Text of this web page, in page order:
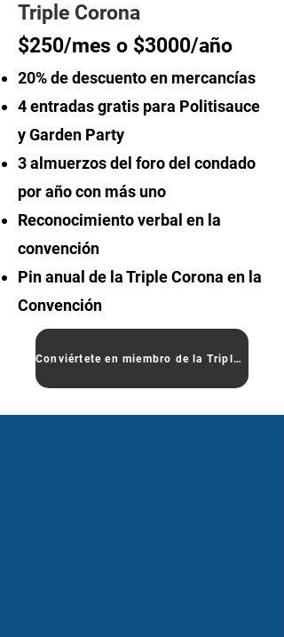
Triple Corona
$250/mes o $3000/año
20% de descuento en mercancías
4 entradas gratis para Politisauce
y Garden Party
3almuerzos del foro del condado
por año con más uno
Reconocimiento verbal en la
convención
Pin anual de la Triple Corona en la
Convención
Conviértete en miembro de la Triple Corona